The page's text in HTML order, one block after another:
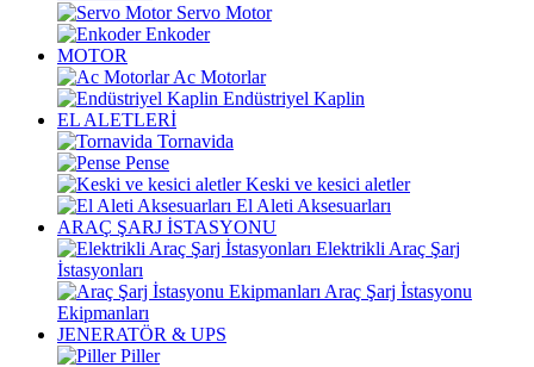
Servo Motor
Enkoder
MOTOR
Ac Motorlar
Endüstriyel Kaplin
EL ALETLERİ
Tornavida
Pense
Keski ve kesici aletler
El Aleti Aksesuarları
ARAÇ ŞARJ İSTASYONU
Elektrikli Araç Şarj
İstasyonları
Araç Şarj İstasyonu
Ekipmanları
JENERATÖR & UPS
Piller